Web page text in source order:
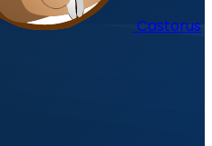
Castorus